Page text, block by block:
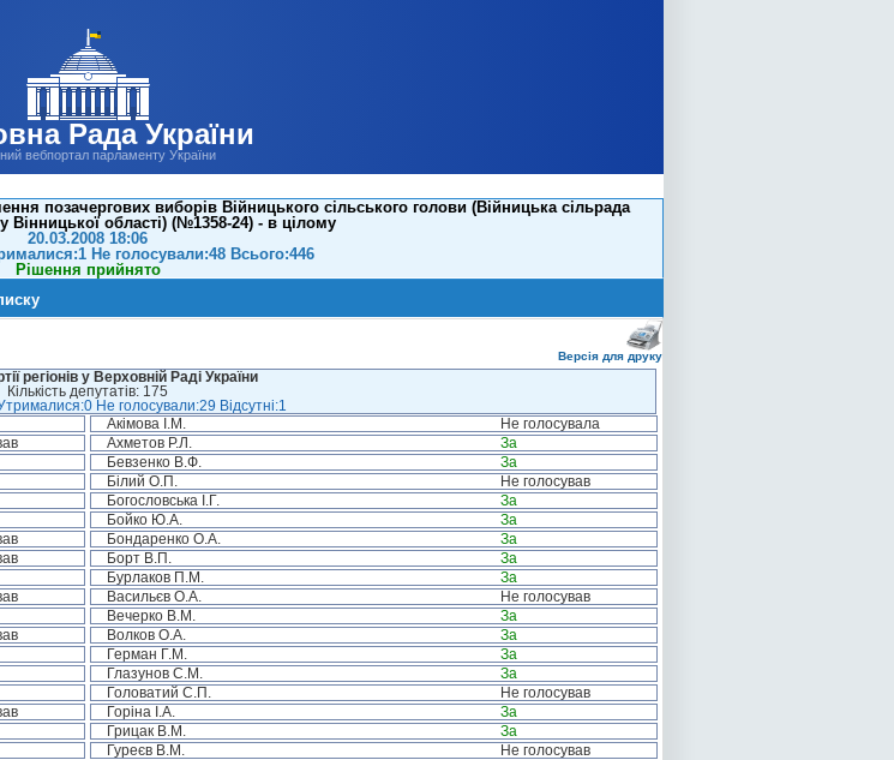
Рада України
вебпортал парламенту України
позачергових виборів Війницького сільського голови (Війницька сільрада
Вінницької області) (№1358-24) - в цілому
20.03.2008 18:06
Не голосували:48 Всього:446
Рішення прийнято
Версія для друку
регіонів у Верховній Раді України
Кількість депутатів: 175
Не голосували:29 Відсутні:1
Акімова І.М.
Не голосувала
Ахметов Р.Л.
За
Бевзенко В.Ф.
За
Білий О.П.
Не голосував
Богословська І.Г.
За
Бойко Ю.А.
За
Бондаренко О.А.
За
Борт В.П.
За
Бурлаков П.М.
За
Васильєв О.А.
Не голосував
Вечерко В.М.
За
Волков О.А.
За
Герман Г.М.
За
Глазунов С.М.
За
Головатий С.П.
Не голосував
Горіна І.А.
За
Грицак В.М.
За
Гуреєв В.М.
Не голосував